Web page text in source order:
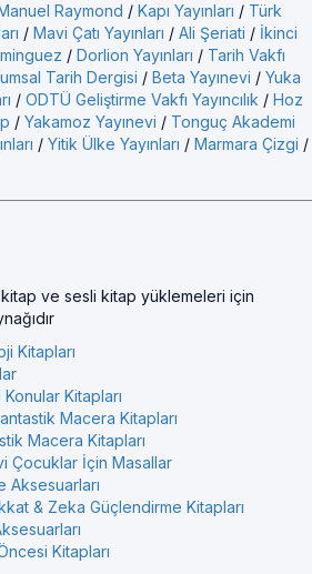
Raymond / Kapı Yayınları / Türk
/ Mavi Çatı Yayınları / Ali Şeriati / İkinci
/ Dorlion Yayınları / Tarih Vakfı
Tarih Dergisi / Beta Yayınevi / Yuka
/ ODTÜ Geliştirme Vakfı Yayıncılık / Hoz
/ Yakamoz Yayınevi / Tonguç Akademi
/ Yitik Ülke Yayınları / Marmara Çizgi /
kitap ve sesli kitap yüklemeleri için
Kitapları
Konular Kitapları
Macera Kitapları
Macera Kitapları
Çocuklar İçin Masallar
Aksesuarları
& Zeka Güçlendirme Kitapları
Kitapları